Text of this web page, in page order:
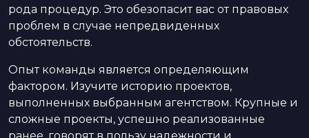
рода процедур. Это обезопасит вас от правовых
проблем в случае непредвиденных
обстоятельств.
Опыт команды является определяющим
фактором. Изучите историю проектов,
выполненных выбранным агентством. Крупные и
сложные проекты, успешно реализованные